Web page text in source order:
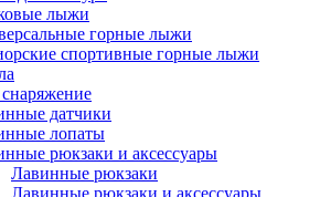
лыжи
горные лыжи
спортивные горные лыжи
датчики
лопаты
рюкзаки и аксессуары
Лавинные рюкзаки
Лавинные рюкзаки и аксессуары